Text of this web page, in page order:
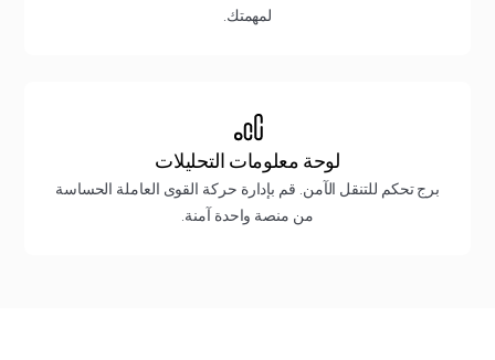
لمهمتك.
لوحة معلومات التحليلات
برج تحكم للتنقل الآمن. قم بإدارة حركة القوى العاملة الحساسة
من منصة واحدة آمنة.